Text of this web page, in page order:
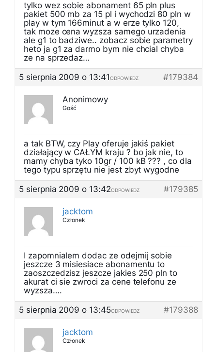
tylko wez sobie abonament 65 pln plus
pakiet 500 mb za 15 pl i wychodzi 80 pln w
play w tym 166minut a w erze tylko 120,
tak moze cena wyzsza samego urzadenia
ale g1 to badziwe.. zobacz sobie parametry
heto ja g1 za darmo bym nie chcial chyba
ze na sprzedaz…
5 sierpnia 2009 o 13:41
#179384
ODPOWIEDZ
Anonimowy
Gość
a tak BTW, czy Play oferuje jakiś pakiet
działający w CAŁYM kraju ? bo jak nie, to
mamy chyba tyko 10gr / 100 kB ??? , co dla
tego typu sprzętu nie jest zbyt wygodne
5 sierpnia 2009 o 13:42
#179385
ODPOWIEDZ
jacktom
Członek
I zapomnialem dodac ze odejmij sobie
jeszcze 3 misiesiace abonamentu to
zaoszczedzisz jeszcze jakies 250 pln to
akurat ci sie zwroci za cene telefonu ze
wyzsza….
5 sierpnia 2009 o 13:45
#179388
ODPOWIEDZ
jacktom
Członek